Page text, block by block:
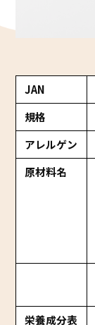
JAN
規格
アレルゲン
原材料名
栄養成分表